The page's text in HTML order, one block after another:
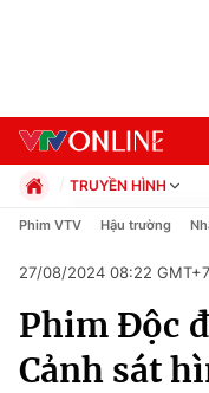
Chuyên mục
Chính trị
TRUYỀN HÌNH
Chính trị
Pháp luật
Kinh tế
Thể thao
Truyền hình
Phim VTV Hậu trường
27/08/2024 08:22 GMT+7
Phim Độc
Cảnh sát